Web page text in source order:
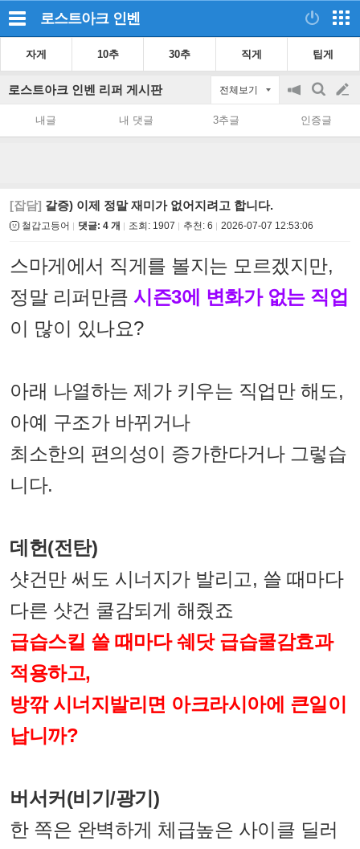
로스트아크 인벤
자게 10추 30추 직게 팁게
로스트아크 인벤 리퍼 게시판 전체보기
공
on/off
검
색
글
쓰
내글 내 댓글 3추글 인증글
[잡담] 갈증) 이제 정말 재미가 없어지려고 합니다.
철갑고등어 댓글: 4 개 조회: 1907 추천: 6 2026-07-07 12:53:06
스마게에서 직게를 볼지는 모르겠지만,
정말 리퍼만큼 시즌3에 변화가 없는 직업
이 많이 있나요?
아래 나열하는 제가 키우는 직업만 해도,
아예 구조가 바뀌거나
최소한의 편의성이 증가한다거나 그렇습
니다.
데헌(전탄)
샷건만 써도 시너지가 발리고, 쓸 때마다
다른 샷건 쿨감되게 해줬죠
급습스킬 쓸 때마다 쉐닷 급습쿨감효과
적용하고,
방깎 시너지발리면 아크라시아에 큰일이
납니까?
버서커(비기/광기)
한 쪽은 완벽하게 체급높은 사이클 딜러